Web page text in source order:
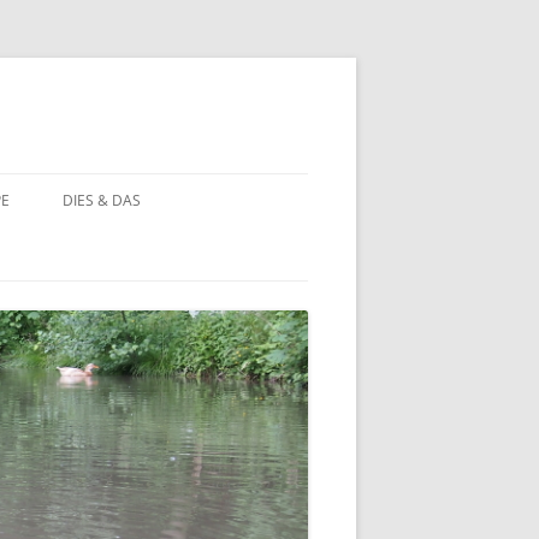
DIES & DAS
NATUR ERLEBEN
UNWETTER IN HOHEHAUS